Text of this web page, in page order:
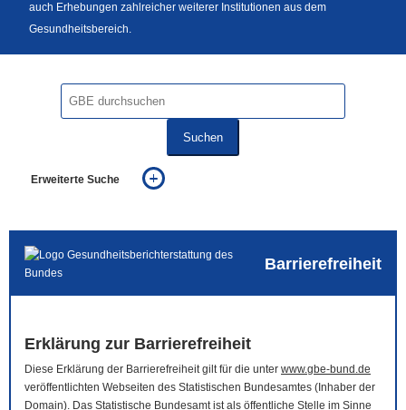
auch Erhebungen zahlreicher weiterer Institutionen aus dem
Gesundheitsbereich.
Suchen
Erweiterte Suche
auch in allen Texten suchen (Volltextsuche)
auch Synonyme einbeziehen
Barrierefreiheit
Erklärung zur Barrierefreiheit
Diese Erklärung der Barrierefreiheit gilt für die unter www.gbe-bund.de
veröffentlichten Webseiten des Statistischen Bundesamtes (Inhaber der
Domain). Das Statistische Bundesamt ist als öffentliche Stelle im Sinne